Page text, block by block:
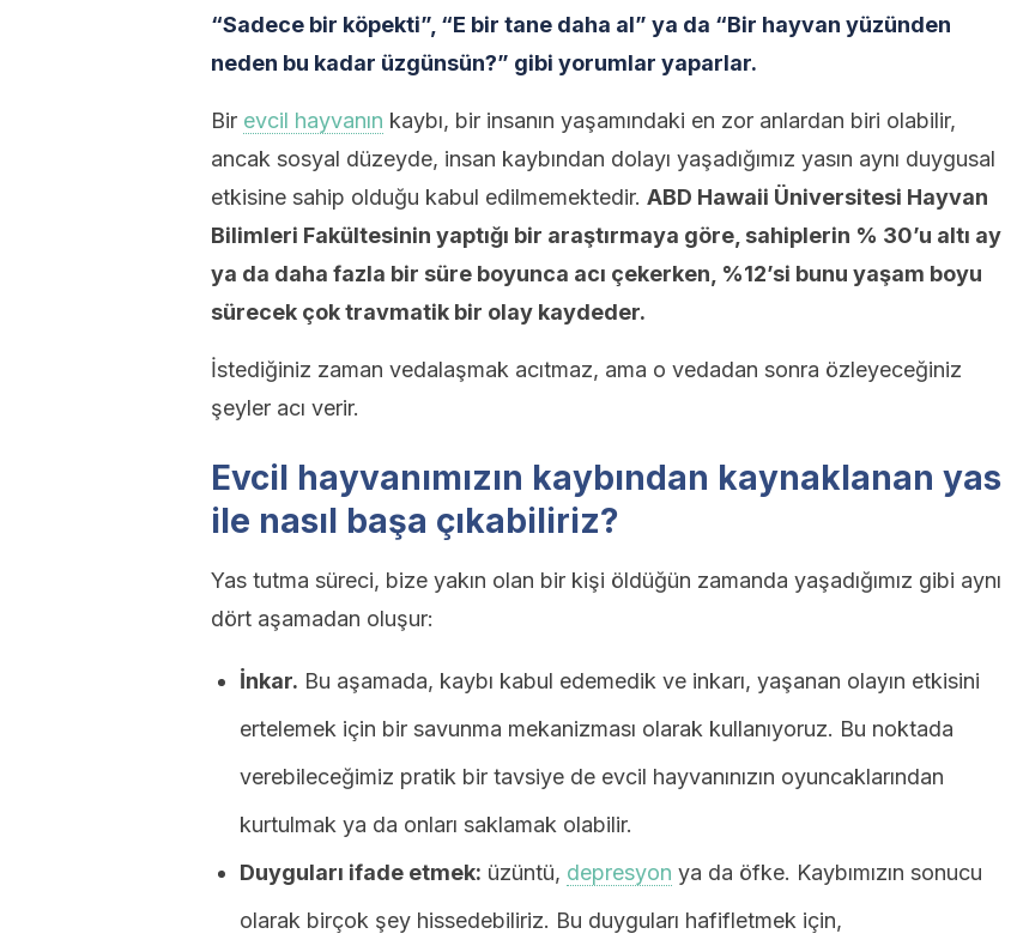
“Sadece bir köpekti”, “E bir tane daha al” ya da “Bir hayvan yüzünden
neden bu kadar üzgünsün?” gibi yorumlar yaparlar.
Bir evcil hayvanın kaybı, bir insanın yaşamındaki en zor anlardan biri olabilir,
ancak sosyal düzeyde, insan kaybından dolayı yaşadığımız yasın aynı duygusal
etkisine sahip olduğu kabul edilmemektedir. ABD Hawaii Üniversitesi Hayvan
Bilimleri Fakültesinin yaptığı bir araştırmaya göre, sahiplerin % 30’u altı ay
ya da daha fazla bir süre boyunca acı çekerken, %12’si bunu yaşam boyu
sürecek çok travmatik bir olay kaydeder.
İstediğiniz zaman vedalaşmak acıtmaz, ama o vedadan sonra özleyeceğiniz
şeyler acı verir.
Evcil hayvanımızın kaybından kaynaklanan yas
ile nasıl başa çıkabiliriz?
Yas tutma süreci, bize yakın olan bir kişi öldüğün zamanda yaşadığımız gibi aynı
dört aşamadan oluşur:
İnkar. Bu aşamada, kaybı kabul edemedik ve inkarı, yaşanan olayın etkisini
ertelemek için bir savunma mekanizması olarak kullanıyoruz. Bu noktada
verebileceğimiz pratik bir tavsiye de evcil hayvanınızın oyuncaklarından
kurtulmak ya da onları saklamak olabilir.
Duyguları ifade etmek: üzüntü, depresyon ya da öfke. Kaybımızın sonucu
olarak birçok şey hissedebiliriz. Bu duyguları hafifletmek için,